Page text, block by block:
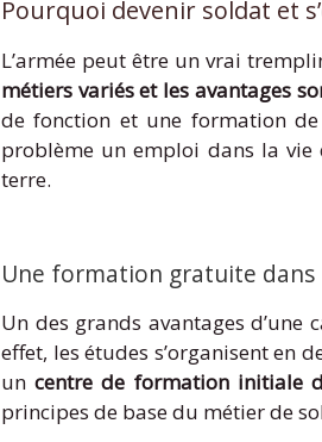
Pourquoi devenir soldat et
L’armée peut être un vrai
métiers variés et les avantages
de fonction et une formation
problème un emploi dans la vie
terre.
Une formation gratuite dans
Un des grands avantages d’une
effet, les études s’organisent en
uncentre de formation initiale
principes de base du métier de